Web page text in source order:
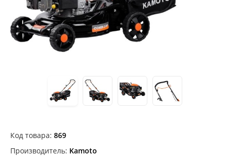
Код товара: 869
Производитель: Kamoto